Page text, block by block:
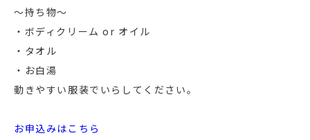
〜持ち物〜
・ボディクリーム or オイル
・タオル
・お白湯
動きやすい服装でいらしてください。
お申込みはこちら